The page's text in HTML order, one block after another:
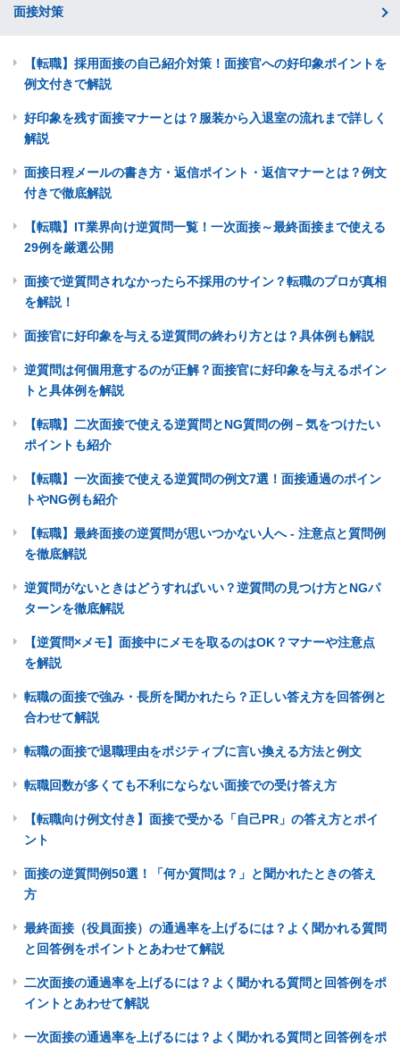
面接対策
【転職】採用面接の自己紹介対策！面接官への好印象ポイントを
例文付きで解説
好印象を残す面接マナーとは？服装から入退室の流れまで詳しく
解説
面接日程メールの書き方・返信ポイント・返信マナーとは？例文
付きで徹底解説
【転職】IT業界向け逆質問一覧！一次面接～最終面接まで使える
29例を厳選公開
面接で逆質問されなかったら不採用のサイン？転職のプロが真相
を解説！
面接官に好印象を与える逆質問の終わり方とは？具体例も解説
逆質問は何個用意するのが正解？面接官に好印象を与えるポイン
トと具体例を解説
【転職】二次面接で使える逆質問とNG質問の例－気をつけたい
ポイントも紹介
【転職】一次面接で使える逆質問の例文7選！面接通過のポイン
トやNG例も紹介
【転職】最終面接の逆質問が思いつかない人へ - 注意点と質問例
を徹底解説
逆質問がないときはどうすればいい？逆質問の見つけ方とNGパ
ターンを徹底解説
【逆質問×メモ】面接中にメモを取るのはOK？マナーや注意点
を解説
転職の面接で強み・長所を聞かれたら？正しい答え方を回答例と
合わせて解説
転職の面接で退職理由をポジティブに言い換える方法と例文
転職回数が多くても不利にならない面接での受け答え方
【転職向け例文付き】面接で受かる「自己PR」の答え方とポイ
ント
面接の逆質問例50選！「何か質問は？」と聞かれたときの答え
方
最終面接（役員面接）の通過率を上げるには？よく聞かれる質問
と回答例をポイントとあわせて解説
二次面接の通過率を上げるには？よく聞かれる質問と回答例をポ
イントとあわせて解説
一次面接の通過率を上げるには？よく聞かれる質問と回答例をポ